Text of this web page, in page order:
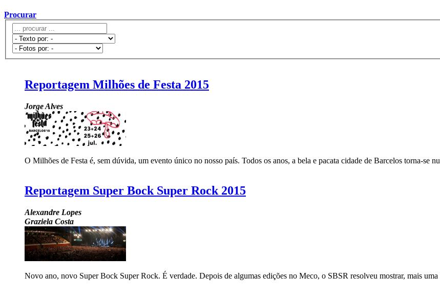
Procurar
Reportagem Milhões de Festa 2015
Jorge Alves
O Milhões de Festa é, sem dúvida, um evento único no nosso país. Todos os anos, a bela e pacata cidade de Barcelos torna-se
Reportagem Super Bock Super Rock 2015
Alexandre Lopes
Graziela Costa
Novo ano, novo Super Bock Super Rock. É verdade. Depois de algumas edições no Meco, o SBSR resolveu mostrar, mais uma